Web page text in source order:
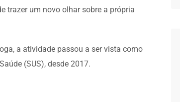
trazer um novo olhar sobre a própria
a atividade passou a ser vista como
(SUS), desde 2017.